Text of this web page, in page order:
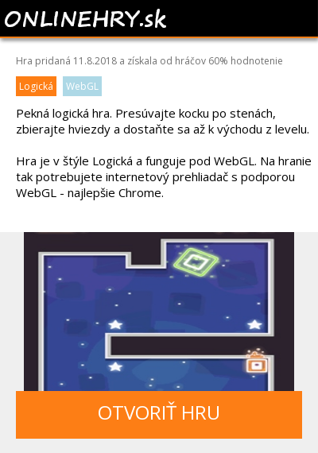
SLIDING ESCAPE
Hra pridaná 11.8.2018 a získala od hráčov 60% hodnotenie
Logická
WebGL
Pekná logická hra. Presúvajte kocku po stenách,
zbierajte hviezdy a dostaňte sa až k východu z levelu.
Hra je v štýle Logická a funguje pod WebGL. Na hranie
tak potrebujete internetový prehliadač s podporou
WebGL - najlepšie Chrome.
OTVORIŤ HRU